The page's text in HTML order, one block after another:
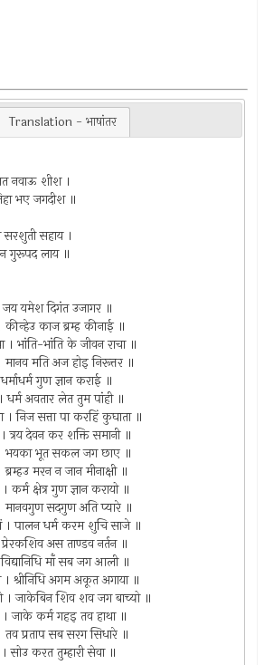
Translation - भाषांतर
नवाऊ शीश ।
भए जगदीश ॥
सहाय ।
गुरूपद लाय ॥
जय यमेश दिगंत उजागर ॥
काज ब्रम्ह कीनाई ॥
। भांति-भांति के जीवन राचा ॥
मति अज होइ निरूत्तर ॥
गुण ज्ञान कराई ॥
अवतार लेत तुम पांही ॥
निज सत्ता पा करहिं कुघाता ॥
त्रय देवन कर शक्ति समानी ॥
भयका भूत सकल जग छाए ॥
मरन न जान मीनाक्षी ॥
क्षेत्र गुण ज्ञान करायो ॥
मानवगुण सदगुण अति प्यारे ॥
। पालन धर्म करम शुचि साजे ॥
अस ताण्डव नर्तन ॥
विद्यानिधि माॅं सब जग आली ॥
श्रीनिधि अगम अकूत अगाया ॥
। जाकेबिन शिव शव जग बाच्यो ॥
जाके कर्म गहइ तव हाथा ॥
प्रताप सब सरग सिधारे ॥
सोउ करत तुम्हारी सेवा ॥